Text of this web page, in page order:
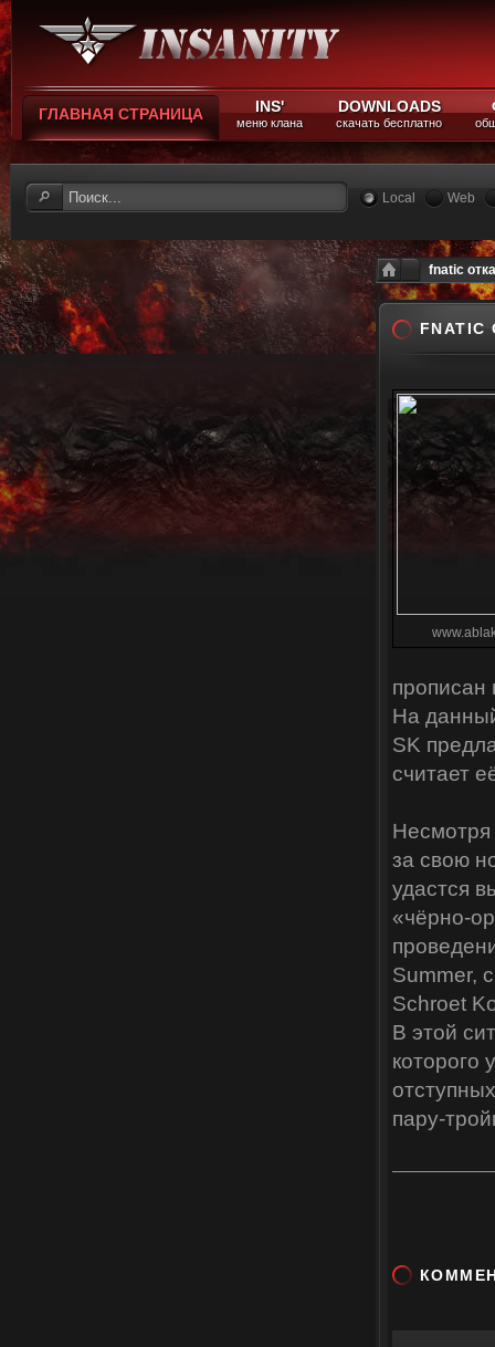
ГЛАВНАЯ СТРАНИЦА INS'
меню клана
DOWNLOADS
скачать бесплатно
Local Web
fnatic
прописан
На
SK
считает
Несмотря
за свою
удастся
«чёрно-
Summer,
Schroet
В этой
которого
пару-